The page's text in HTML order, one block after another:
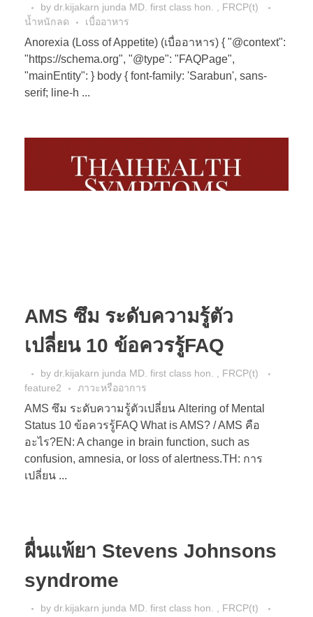
by dr.kijakarn junda MD. first class hon. , FRCP(t)
น้ำหนักลด
เบื่ออาหาร
Anorexia (Loss of Appetite) (เบื่ออาหาร) { "@context":
"https://schema.org", "@type": "FAQPage",
"mainEntity": } body { font-family: 'Sarabun', sans-
serif; line-h ...
AMS ซึม ระดับความรู้ตัว
เปลี่ยน 10 ข้อควรรู้FAQ
by dr.kijakarn junda MD. first class hon. , FRCP(t)
feature2
ภาวะหรืออาการ
AMS ซึม ระดับความรู้ตัวเปลี่ยน Altering of Mental
Status 10 ข้อควรรู้FAQ What is AMS? / AMS คือ
อะไร?EN: A change in brain function, such as
confusion, amnesia, or loss of alertness.TH: การ
เปลี่ยน ...
ผื่นแพ้ยา Stevens Johnsons
syndrome
by dr.kijakarn junda MD. first class hon. , FRCP(t)